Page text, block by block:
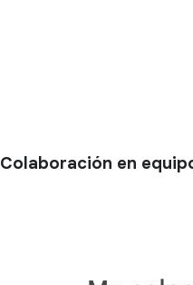
Colaboración en